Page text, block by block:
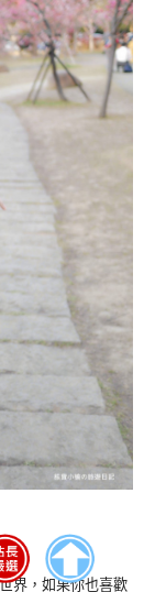
界，如果你也喜歡